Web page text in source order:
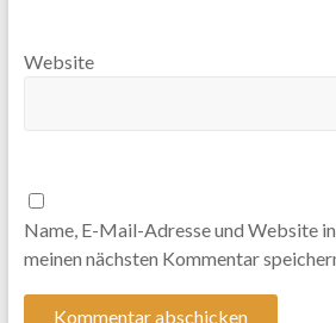
Website
Name, E-Mail-Adresse und Website
meinen nächsten Kommentar